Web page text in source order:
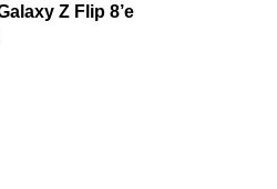
Z Flip 8’e